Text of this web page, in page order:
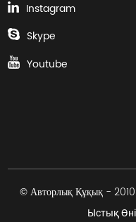
Instagram
Skype
Youtube
© Авторлық Құқық -
Ыстық